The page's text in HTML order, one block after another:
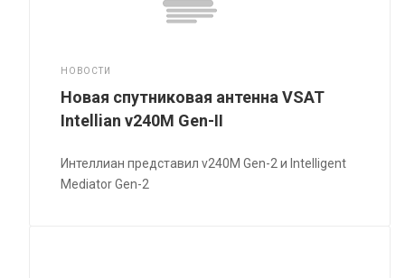
НОВОСТИ
Новая спутниковая антенна VSAT
Intellian v240M Gen-II
Интеллиан представил v240M Gen-2 и Intelligent
Mediator Gen-2